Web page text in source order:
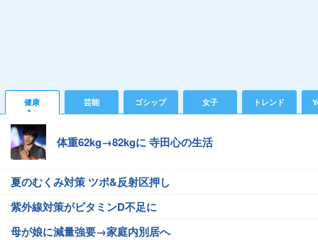
健康 芸能 ゴシップ 女子 トレンド
体重62kg→82kgに 寺田心の生活
夏のむくみ対策 ツボ&反射区押し
紫外線対策がビタミンD不足に
母が娘に減量強要→家庭内別居へ